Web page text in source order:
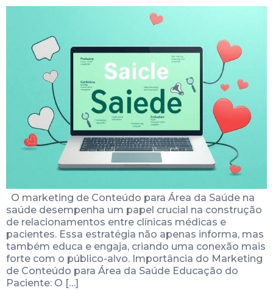
O marketing de Conteúdo para Área da Saúde na
saúde desempenha um papel crucial na construção
de relacionamentos entre clínicas médicas e
pacientes. Essa estratégia não apenas informa, mas
também educa e engaja, criando uma conexão mais
forte com o público-alvo. Importância do Marketing
de Conteúdo para Área da Saúde Educação do
Paciente: O […]